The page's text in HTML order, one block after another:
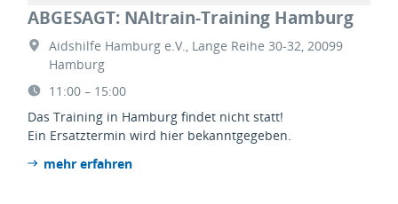
ABGESAGT: NAltrain-Training Hamburg
Aidshilfe Hamburg e.V., Lange Reihe 30-32, 20099
Hamburg
11:00 – 15:00
Das Training in Hamburg findet nicht statt!
Ein Ersatztermin wird hier bekanntgegeben.
mehr erfahren